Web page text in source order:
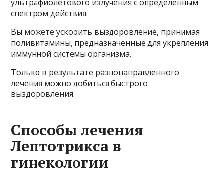
ультрафиолетового излучения с определенным
спектром действия.
Вы можете ускорить выздоровление, принимая
поливитамины, предназначенные для укрепления
иммунной системы организма.
Только в результате разнонаправленного
лечения можно добиться быстрого
выздоровления.
Способы лечения
Лептотрикса в
гинекологии